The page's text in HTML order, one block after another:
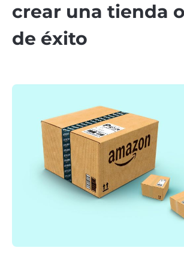
crear una tienda
de éxito